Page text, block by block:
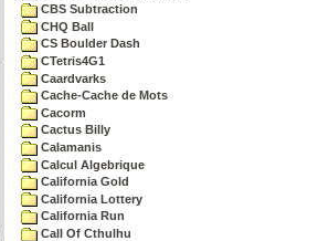
CBS Subtraction
CHQ Ball
CS Boulder Dash
CTetris4G1
Caardvarks
Cache-Cache de Mots
Cacorm
Cactus Billy
Calamanis
Calcul Algebrique
California Gold
California Lottery
California Run
Call Of Cthulhu